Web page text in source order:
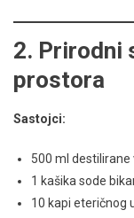
2. Prirodni
prostora
Sastojci:
500 ml destilirane
1 kašika sode
10 kapi eteričnog